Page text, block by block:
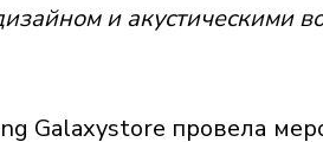
и акустическими
Galaxystore провела